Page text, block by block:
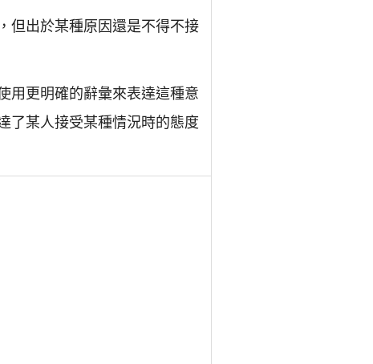
但出於某種原因還是不得不接
用更明確的辭彙來表達這種意
了某人接受某種情況時的態度